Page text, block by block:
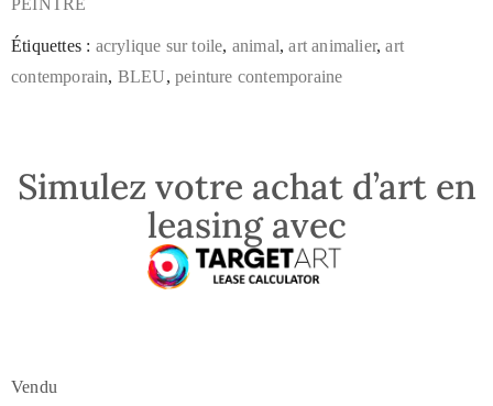
PEINTRE
Étiquettes : acrylique sur toile, animal,art animalier,art
contemporain, BLEU,peinture contemporaine
Simulez votre achat d’art en
leasing avec
Vendu